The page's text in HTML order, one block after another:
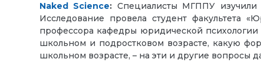
Naked Science: Специалисты МГППУ изучили
Исследование провела студент факультета
профессора кафедры юридической
школьном и подростковом возрасте, какую
школьном возрасте, – на эти и другие вопросы